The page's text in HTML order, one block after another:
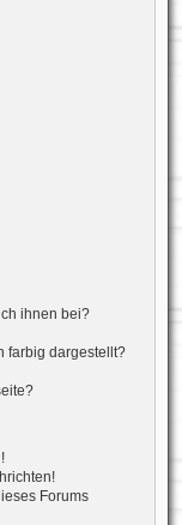
ihnen bei?
farbig dargestellt?
Forums